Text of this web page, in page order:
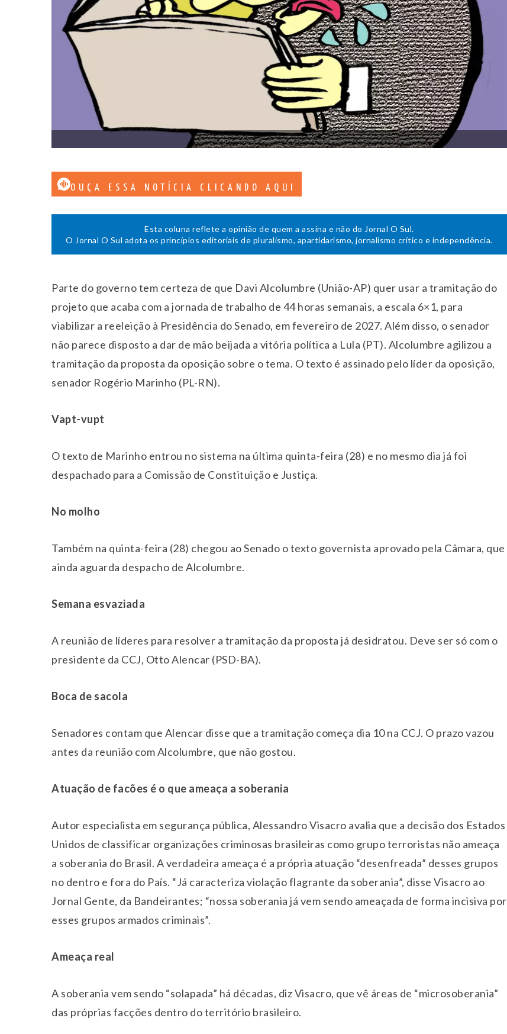
OUÇA ESSA NOTÍCIA CLICANDO AQUI
Esta coluna reflete a opinião de quem a assina e não do Jornal O Sul.
O Jornal O Sul adota os princípios editoriais de pluralismo, apartidarismo, jornalismo crítico e independência.
Parte do governo tem certeza de que Davi Alcolumbre (União-AP) quer usar a tramitação do
projeto que acaba com a jornada de trabalho de 44 horas semanais, a escala 6×1, para
viabilizar a reeleição à Presidência do Senado, em fevereiro de 2027. Além disso, o senador
não parece disposto a dar de mão beijada a vitória política a Lula (PT). Alcolumbre agilizou a
tramitação da proposta da oposição sobre o tema. O texto é assinado pelo líder da oposição,
senador Rogério Marinho (PL-RN).
Vapt-vupt
O texto de Marinho entrou no sistema na última quinta-feira (28) e no mesmo dia já foi
despachado para a Comissão de Constituição e Justiça.
No molho
Também na quinta-feira (28) chegou ao Senado o texto governista aprovado pela Câmara, que
ainda aguarda despacho de Alcolumbre.
Semana esvaziada
A reunião de líderes para resolver a tramitação da proposta já desidratou. Deve ser só com o
presidente da CCJ, Otto Alencar (PSD-BA).
Boca de sacola
Senadores contam que Alencar disse que a tramitação começa dia 10 na CCJ. O prazo vazou
antes da reunião com Alcolumbre, que não gostou.
Atuação de facões é o que ameaça a soberania
Autor especialista em segurança pública, Alessandro Visacro avalia que a decisão dos Estados
Unidos de classificar organizações criminosas brasileiras como grupo terroristas não ameaça
a soberania do Brasil. A verdadeira ameaça é a própria atuação “desenfreada” desses grupos
no dentro e fora do País. “Já caracteriza violação flagrante da soberania”, disse Visacro ao
Jornal Gente, da Bandeirantes; “nossa soberania já vem sendo ameaçada de forma incisiva por
esses grupos armados criminais”.
Ameaça real
A soberania vem sendo “solapada” há décadas, diz Visacro, que vê áreas de “microsoberania”
das próprias facções dentro do território brasileiro.